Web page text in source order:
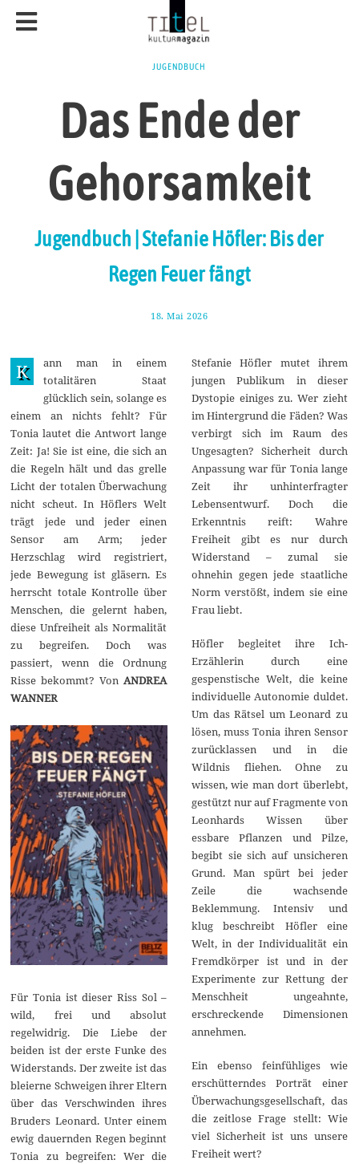
JUGENDBUCH
Das Ende der
Gehorsamkeit
Jugendbuch | Stefanie Höfler: Bis der
Regen Feuer fängt
18. Mai 2026
a
2
0
2
6
K
ann man in einem
totalitären Staat
glücklich sein, solange es
einem an nichts fehlt? Für
Tonia lautet die Antwort lange
Zeit: Ja! Sie ist eine, die sich an
die Regeln hält und das grelle
Licht der totalen Überwachung
nicht scheut. In Höflers Welt
trägt jede und jeder einen
Sensor am Arm; jeder
Herzschlag wird registriert,
jede Bewegung ist gläsern. Es
herrscht totale Kontrolle über
Menschen, die gelernt haben,
diese Unfreiheit als Normalität
zu begreifen. Doch was
passiert, wenn die Ordnung
Risse bekommt? Von ANDREA
WANNER
Für Tonia ist dieser Riss Sol –
wild, frei und absolut
regelwidrig. Die Liebe der
beiden ist der erste Funke des
Widerstands. Der zweite ist das
bleierne Schweigen ihrer Eltern
über das Verschwinden ihres
Bruders Leonard. Unter einem
ewig dauernden Regen beginnt
Tonia zu begreifen: Wer die
Stefanie Höfler mutet ihrem
jungen Publikum in dieser
Dystopie einiges zu. Wer zieht
im Hintergrund die Fäden? Was
verbirgt sich im Raum des
Ungesagten? Sicherheit durch
Anpassung war für Tonia lange
Zeit ihr unhinterfragter
Lebensentwurf. Doch die
Erkenntnis reift: Wahre
Freiheit gibt es nur durch
Widerstand – zumal sie
ohnehin gegen jede staatliche
Norm verstößt, indem sie eine
Frau liebt.
Höfler begleitet ihre Ich-
Erzählerin durch eine
gespenstische Welt, die keine
individuelle Autonomie duldet.
Um das Rätsel um Leonard zu
lösen, muss Tonia ihren Sensor
zurücklassen und in die
Wildnis fliehen. Ohne zu
wissen, wie man dort überlebt,
gestützt nur auf Fragmente von
Leonhards Wissen über
essbare Pflanzen und Pilze,
begibt sie sich auf unsicheren
Grund. Man spürt bei jeder
Zeile die wachsende
Beklemmung. Intensiv und
klug beschreibt Höfler eine
Welt, in der Individualität ein
Fremdkörper ist und in der
Experimente zur Rettung der
Menschheit ungeahnte,
erschreckende Dimensionen
annehmen.
Ein ebenso feinfühliges wie
erschütterndes Porträt einer
Überwachungsgesellschaft, das
die zeitlose Frage stellt: Wie
viel Sicherheit ist uns unsere
Freiheit wert?